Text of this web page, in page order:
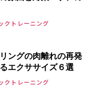
クトレーニング
ングの肉離れの再発
エクササイズ６選
クトレーニング